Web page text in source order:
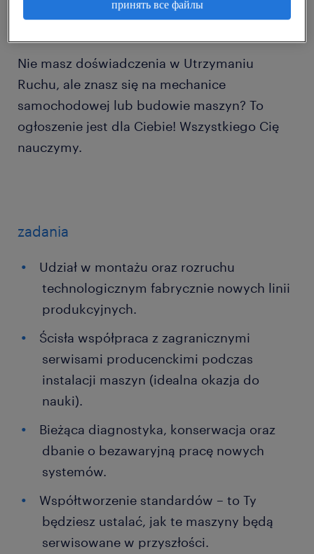
Nie masz doświadczenia w Utrzymaniu
Ruchu, ale znasz się na mechanice
samochodowej lub budowie maszyn? To
ogłoszenie jest dla Ciebie! Wszystkiego Cię
nauczymy.
zadania
Udział w montażu oraz rozruchu
technologicznym fabrycznie nowych linii
produkcyjnych.
Ścisła współpraca z zagranicznymi
serwisami producenckimi podczas
instalacji maszyn (idealna okazja do
nauki).
Bieżąca diagnostyka, konserwacja oraz
dbanie o bezawaryjną pracę nowych
systemów.
Współtworzenie standardów – to Ty
będziesz ustalać, jak te maszyny będą
serwisowane w przyszłości.
принять все файлы